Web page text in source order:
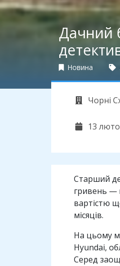
Дачний
Новина
Чорні
13
Старший
гривень —
вартістю
місяців.
На цьому
Hyundai,
Серед